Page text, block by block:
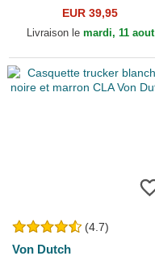
EUR 39,95
Livraison le mardi, 11 aout
(4.7)
Von Dutch